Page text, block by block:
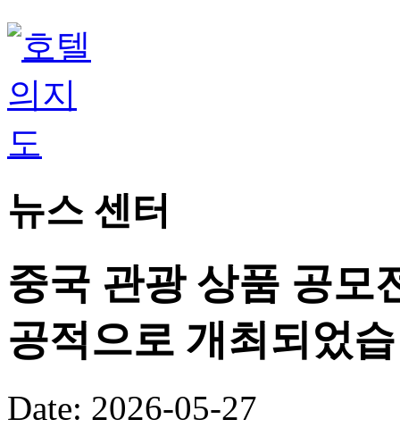
뉴스 센터
중국 관광 상품 공모
공적으로 개최되었
Date: 2026-05-27